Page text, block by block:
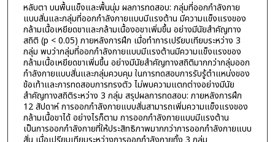
หลับตา บนพื้นแข็งและพื้นนุ่ม ผลการทดสอบ: กลุ่มที่ออกกำลังกาย
แบบสั่นและกลุ่มที่ออกกำลังกายแบบมีแรงต้าน มีความแข็งแรงของ
กล้ามเนื้อเหยียดขาและกล้ามเนื้องอขาเพิ่มขึ้น อย่างมีนัยสำคัญทาง
สถิติ (p < 0.05) ภายหลังการฝึก เมื่อทำการเปรียบเทียบระหว่าง 3
กลุ่ม พบว่ากลุ่มที่ออกกำลังกายแบบมีแรงต้านมีความแข็งแรงของ
กล้ามเนื้อเหยียดขาเพิ่มขึ้น อย่างมีนัยสำคัญทางสถิติมากกว่ากลุ่มออก
กำลังกายแบบสั่นและกลุ่มควบคุม ในการทดสอบการรับรู้ตำแหน่งของ
ข้อเท้าและการทดสอบการทรงตัว ไม่พบความแตกต่างอย่างมีนัย
สำคัญทางสถิติระหว่าง 3 กลุ่ม สรุปผลการทดสอบ: ภายหลังการฝึก
12 สัปดาห์ การออกกำลังกายแบบสั่นสามารถเพิ่มความแข็งแรงของ
กล้ามเนื้อขาได้ อย่างไรก็ตาม การออกกำลังกายแบบมีแรงต้าน
เป็นการออกกำลังกายที่ให้ประสิทธิภาพมากกว่าการออกกำลังกายแบบ